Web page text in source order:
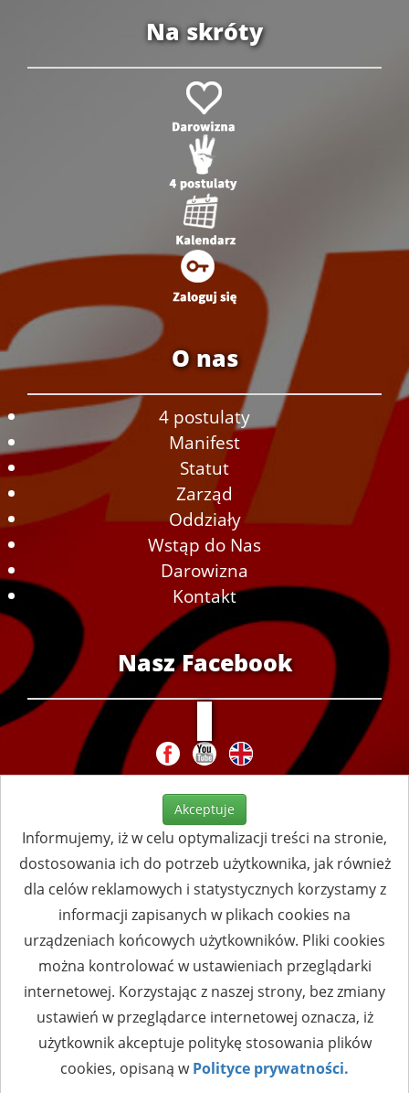
Na skróty
O nas
4 postulaty
Manifest
Statut
Zarząd
Oddziały
Wstąp do Nas
Darowizna
Kontakt
Nasz Facebook
Akceptuje
Informujemy, iż w celu optymalizacji treści na stronie,
dostosowania ich do potrzeb użytkownika, jak również
dla celów reklamowych i statystycznych korzystamy z
informacji zapisanych w plikach cookies na
urządzeniach końcowych użytkowników. Pliki cookies
można kontrolować w ustawieniach przeglądarki
internetowej. Korzystając z naszej strony, bez zmiany
ustawień w przeglądarce internetowej oznacza, iż
użytkownik akceptuje politykę stosowania plików
cookies, opisaną wPolityce prywatności.